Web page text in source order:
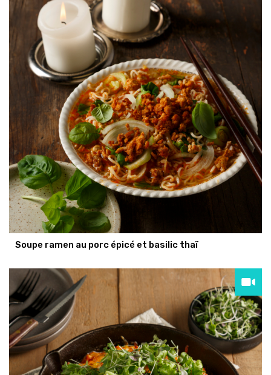
Soupe ramen au porc épicé et basilic thaï